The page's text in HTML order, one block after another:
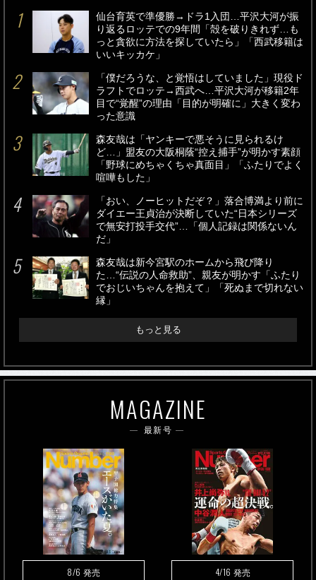
仙台育英で準優勝→ドラ1入団…平沢大河が振
り返るロッテでの9年間「殻を破りきれず…も
っと貪欲に方法を探していたら」「西武移籍は
いいキッカケ」
「僕だろうな、と覚悟はしていました」現役ド
ラフトでロッテ→西武へ…平沢大河が移籍2年
目で“覚醒”の理由「目的が明確に」大きく変わ
った意識
森友哉は「ヤンキーで悪そうに見られるけ
ど…」盟友の大阪桐蔭“控え捕手”が明かす素顔
「野球にめちゃくちゃ真面目」「ふたりでよく
喧嘩もした」
「おい、ノーヒットだぞ？」落合博満より前に
ダイエー王貞治が決断していた“日本シリーズ
で無安打投手交代”…「個人記録は関係ないん
だ」
森友哉は新今宮駅のホームから飛び降り
た…“伝説の人命救助”、親友が明かす「ふたり
でおじいちゃんを抱えて」「死ぬまで切れない
縁」
もっと見る
MAGAZINE
最新号
8/6 発売 4/16 発売